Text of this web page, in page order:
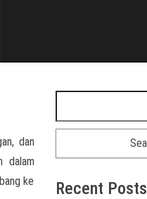
dan
dalam
ke
Recent Posts